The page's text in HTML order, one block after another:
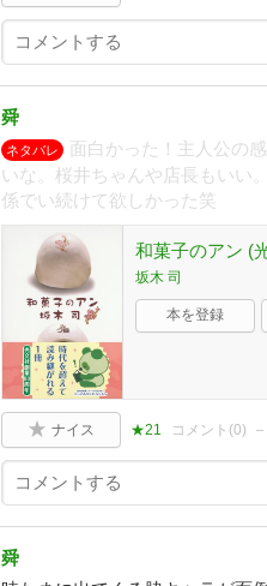
舜
ネタバレ
面白かった！主人公の
いな。桜井ちゃんや店長もいい
係でい続けて欲しかった笑
和菓子のアン (
坂木 司
本を登録
ナイス ★21 コメント(0)
舜